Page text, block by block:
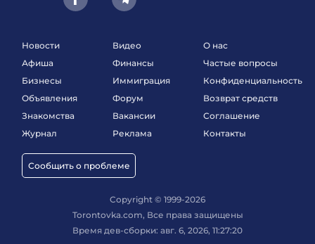
Новости
Афиша
Бизнесы
Объявления
Знакомства
Журнал
Сообщить о проблеме
Видео
Финансы
Иммиграция
Форум
Вакансии
Реклама
О нас
Частые вопросы
Конфиденциальность
Возврат средств
Соглашение
Контакты
Copyright © 1999-2026
Torontovka.com, Все права защищены
Время дев-сборки: авг. 6, 2026, 11:27:20